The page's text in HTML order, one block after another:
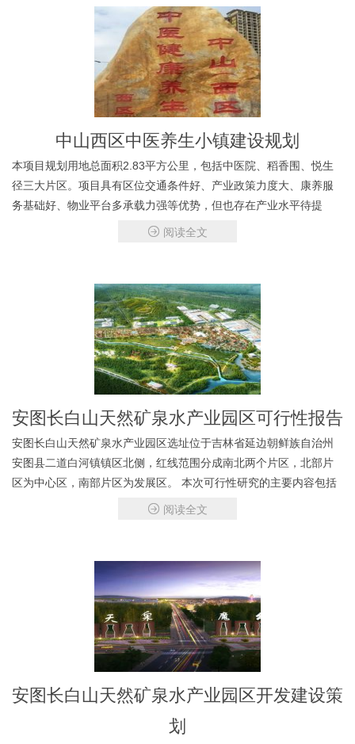
中山西区中医养生小镇建设规划
本项目规划用地总面积2.83平方公里，包括中医院、稻香围、悦生
径三大片区。项目具有区位交通条件好、产业政策力度大、康养服
务基础好、物业平台多承载力强等优势，但也存在产业水平待提
高、建设用地少、物业散布等不利因素。 我司以整合产业资源、增
阅读全文
安图长白山天然矿泉水产业园区可行性报告
安图长白山天然矿泉水产业园区选址位于吉林省延边朝鲜族自治州
安图县二道白河镇镇区北侧，红线范围分成南北两个片区，北部片
区为中心区，南部片区为发展区。 本次可行性研究的主要内容包括
项目建设的背景及必要性、项目建设内容及规模、项目建设条件分
阅读全文
安图长白山天然矿泉水产业园区开发建设策
划